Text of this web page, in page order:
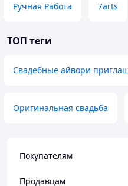
Ручная Работа 7arts
ТОП теги
Свадебные айвори
Оригинальная свадьба
Покупателям
Продавцам